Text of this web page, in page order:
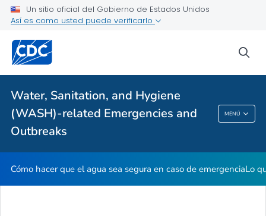
Un sitio oficial del Gobierno de Estados Unidos
Así es como usted puede verificarlo
Water, Sanitation, and Hygiene
(WASH)-related Emergencies and
Outbreaks
MENÚ
Proveedores de atención médica
Salud pública
Temas relacionados
Water, Sanitation, And Hygiene (WASH)-
Related Emergencies And Outbreaks
Cómo hacer que el agua sea segura en caso de emergenciaLo